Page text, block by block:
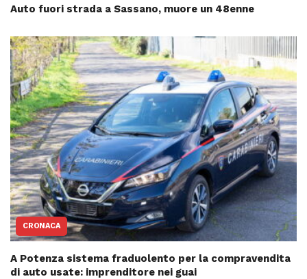
Auto fuori strada a Sassano, muore un 48enne
CRONACA
A Potenza sistema fraduolento per la compravendita
di auto usate: imprenditore nei guai